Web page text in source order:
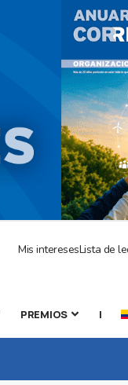
Mis interesesLista de
PREMIOS |